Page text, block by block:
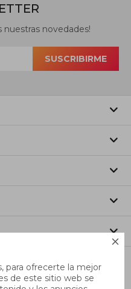

para ofrecerte la mejor
de este sitio web se
nuestras novedades!
SUSCRIBIRME